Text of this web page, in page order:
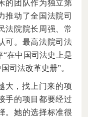
的团队作为独立第
推动了全国法院司
法院院长周强、常
可。最高法院司法
在中国司法史上是
司法改革史册”。
大，找上门来的项
手的项目都要经过
。她的选择标准很